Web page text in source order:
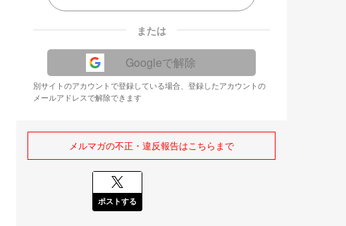
または
Googleで解除
別サイトのアカウントで登録している場合、登録したアカウントの
メールアドレスで解除できます
メルマガの不正・違反報告はこちらまで
ポストする